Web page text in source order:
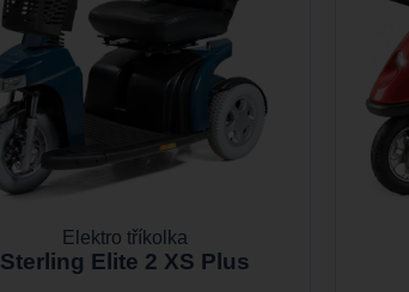
Elektro tříkolka
Sterling Elite 2 XS Plus